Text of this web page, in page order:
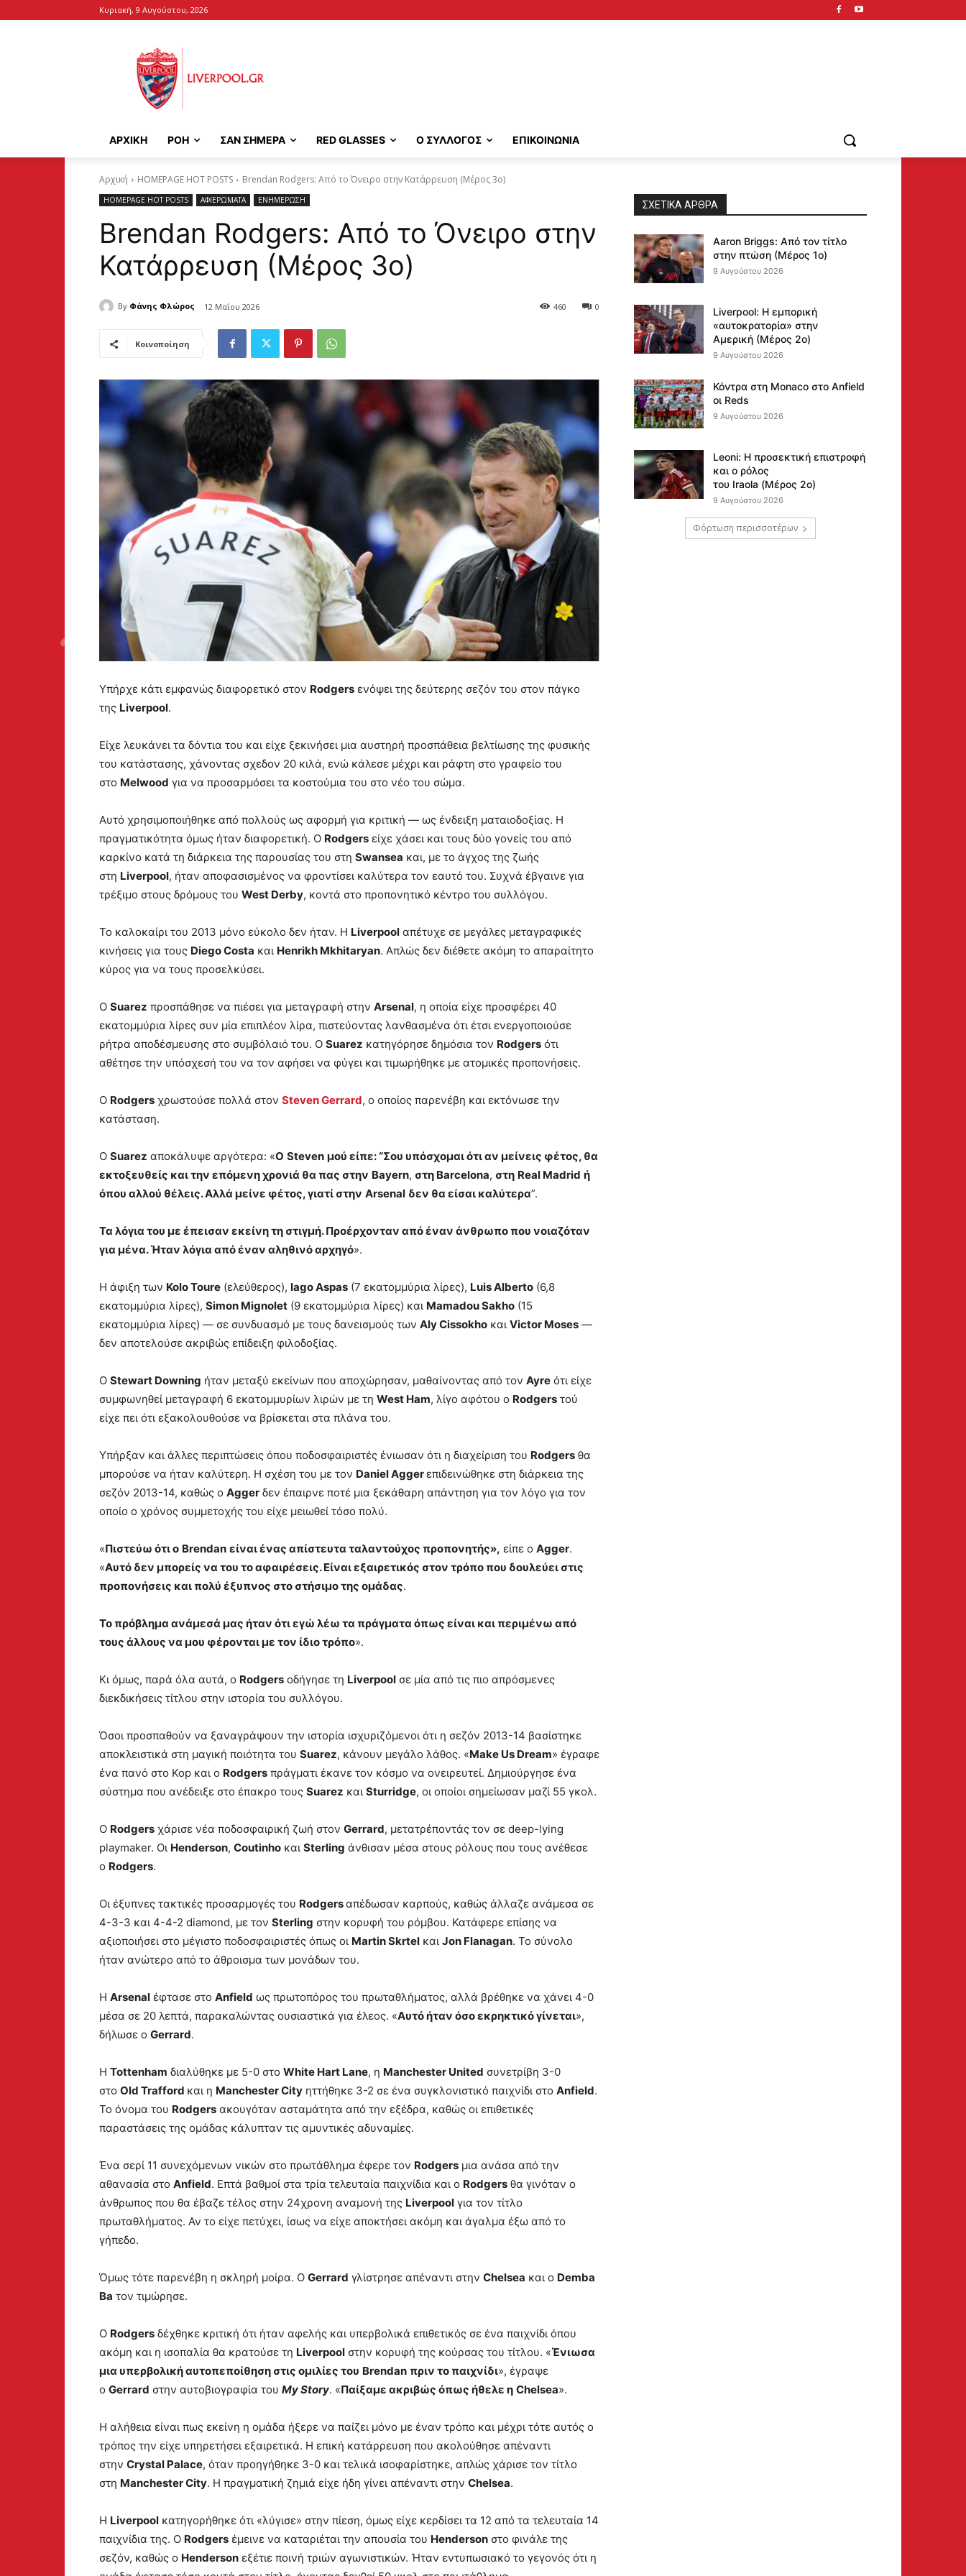
Κυριακή, 9 Αυγούστου, 2026
ΑΡΧΙΚΉ ΡΟΗ ΣΑΝ ΣΗΜΕΡΑ RED GLASSES Ο ΣΥΛΛΟΓΟΣ ΕΠΙΚΟΙΝΩΝΙΑ
Αρχική HOMEPAGE HOT POSTS Brendan Rodgers: Από το Όνειρο στην Κατάρρευση (Μέρος 3ο)
HOMEPAGE HOT POSTS ΑΦΙΕΡΩΜΑΤΑ ΕΝΗΜΕΡΩΣΗ
Brendan Rodgers: Από το Όνειρο στην
Κατάρρευση (Μέρος 3ο)
By Φάνης Φλώρος 12 Μαΐου 2026 0
460
Κοινοποίηση
Υπήρχε κάτι εμφανώς διαφορετικό στον Rodgers ενόψει της δεύτερης σεζόν του στον πάγκο
της Liverpool.
Είχε λευκάνει τα δόντια του και είχε ξεκινήσει μια αυστηρή προσπάθεια βελτίωσης της φυσικής
του κατάστασης, χάνοντας σχεδον 20 κιλά, ενώ κάλεσε μέχρι και ράφτη στο γραφείο του
στο Melwood για να προσαρμόσει τα κοστούμια του στο νέο του σώμα.
Αυτό χρησιμοποιήθηκε από πολλούς ως αφορμή για κριτική — ως ένδειξη ματαιοδοξίας. Η
πραγματικότητα όμως ήταν διαφορετική. Ο Rodgers είχε χάσει και τους δύο γονείς του από
καρκίνο κατά τη διάρκεια της παρουσίας του στη Swansea και, με το άγχος της ζωής
στη Liverpool, ήταν αποφασισμένος να φροντίσει καλύτερα τον εαυτό του. Συχνά έβγαινε για
τρέξιμο στους δρόμους του West Derby, κοντά στο προπονητικό κέντρο του συλλόγου.
Το καλοκαίρι του 2013 μόνο εύκολο δεν ήταν. Η Liverpool απέτυχε σε μεγάλες μεταγραφικές
κινήσεις για τους Diego Costa και Henrikh Mkhitaryan. Απλώς δεν διέθετε ακόμη το απαραίτητο
κύρος για να τους προσελκύσει.
Ο Suarez προσπάθησε να πιέσει για μεταγραφή στην Arsenal, η οποία είχε προσφέρει 40
εκατομμύρια λίρες συν μία επιπλέον λίρα, πιστεύοντας λανθασμένα ότι έτσι ενεργοποιούσε
ρήτρα αποδέσμευσης στο συμβόλαιό του. Ο Suarez κατηγόρησε δημόσια τον Rodgers ότι
αθέτησε την υπόσχεσή του να τον αφήσει να φύγει και τιμωρήθηκε με ατομικές προπονήσεις.
Ο Rodgers χρωστούσε πολλά στον Steven Gerrard, ο οποίος παρενέβη και εκτόνωσε την
κατάσταση.
Ο Suarez αποκάλυψε αργότερα: «Ο Steven μού είπε: “Σου υπόσχομαι ότι αν μείνεις φέτος, θα
εκτοξευθείς και την επόμενη χρονιά θα πας στην Bayern, στη Barcelona, στη Real Madrid ή
όπου αλλού θέλεις. Αλλά μείνε φέτος, γιατί στην Arsenal δεν θα είσαι καλύτερα”.
Τα λόγια του με έπεισαν εκείνη τη στιγμή. Προέρχονταν από έναν άνθρωπο που νοιαζόταν
για μένα. Ήταν λόγια από έναν αληθινό αρχηγό».
Η άφιξη των Kolo Toure (ελεύθερος), Iago Aspas (7 εκατομμύρια λίρες), Luis Alberto (6,8
εκατομμύρια λίρες), Simon Mignolet (9 εκατομμύρια λίρες) και Mamadou Sakho (15
εκατομμύρια λίρες) — σε συνδυασμό με τους δανεισμούς των Aly Cissokho και Victor Moses —
δεν αποτελούσε ακριβώς επίδειξη φιλοδοξίας.
Ο Stewart Downing ήταν μεταξύ εκείνων που αποχώρησαν, μαθαίνοντας από τον Ayre ότι είχε
συμφωνηθεί μεταγραφή 6 εκατομμυρίων λιρών με τη West Ham, λίγο αφότου ο Rodgers τού
είχε πει ότι εξακολουθούσε να βρίσκεται στα πλάνα του.
Υπήρξαν και άλλες περιπτώσεις όπου ποδοσφαιριστές ένιωσαν ότι η διαχείριση του Rodgers θα
μπορούσε να ήταν καλύτερη. Η σχέση του με τον Daniel Aggerεπιδεινώθηκε στη διάρκεια της
σεζόν 2013-14, καθώς ο Agger δεν έπαιρνε ποτέ μια ξεκάθαρη απάντηση για τον λόγο για τον
οποίο ο χρόνος συμμετοχής του είχε μειωθεί τόσο πολύ.
«Πιστεύω ότι ο Brendan είναι ένας απίστευτα ταλαντούχος προπονητής», είπε ο Agger.
«Αυτό δεν μπορείς να του το αφαιρέσεις. Είναι εξαιρετικός στον τρόπο που δουλεύει στις
προπονήσεις και πολύ έξυπνος στο στήσιμο της ομάδας.
Το πρόβλημα ανάμεσά μας ήταν ότι εγώ λέω τα πράγματα όπως είναι και περιμένω από
τους άλλους να μου φέρονται με τον ίδιο τρόπο».
Κι όμως, παρά όλα αυτά, ο Rodgers οδήγησε τη Liverpool σε μία από τις πιο απρόσμενες
διεκδικήσεις τίτλου στην ιστορία του συλλόγου.
Όσοι προσπαθούν να ξαναγράψουν την ιστορία ισχυριζόμενοι ότι η σεζόν 2013-14 βασίστηκε
αποκλειστικά στη μαγική ποιότητα του Suarez, κάνουν μεγάλο λάθος. «Make Us Dream» έγραφε
ένα πανό στο Kop και ο Rodgers πράγματι έκανε τον κόσμο να ονειρευτεί. Δημιούργησε ένα
σύστημα που ανέδειξε στο έπακρο τους Suarez και Sturridge, οι οποίοι σημείωσαν μαζί 55 γκολ.
Ο Rodgers χάρισε νέα ποδοσφαιρική ζωή στον Gerrard, μετατρέποντάς τον σε deep-lying
playmaker. Οι Henderson, Coutinho και Sterling άνθισαν μέσα στους ρόλους που τους ανέθεσε
ο Rodgers.
Οι έξυπνες τακτικές προσαρμογές του Rodgersαπέδωσαν καρπούς, καθώς άλλαζε ανάμεσα σε
4-3-3 και 4-4-2 diamond, με τον Sterling στην κορυφή του ρόμβου. Κατάφερε επίσης να
αξιοποιήσει στο μέγιστο ποδοσφαιριστές όπως οι Martin Skrtel και Jon Flanagan. Το σύνολο
ήταν ανώτερο από το άθροισμα των μονάδων του.
Η Arsenal έφτασε στο Anfield ως πρωτοπόρος του πρωταθλήματος, αλλά βρέθηκε να χάνει 4-0
μέσα σε 20 λεπτά, παρακαλώντας ουσιαστικά για έλεος. «Αυτό ήταν όσο εκρηκτικό γίνεται»,
δήλωσε ο Gerrard.
Η Tottenham διαλύθηκε με 5-0 στο White Hart Lane, η Manchester United συνετρίβη 3-0
στο Old Trafford και η Manchester City ηττήθηκε 3-2 σε ένα συγκλονιστικό παιχνίδι στο Anfield.
Το όνομα του Rodgers ακουγόταν ασταμάτητα από την εξέδρα, καθώς οι επιθετικές
παραστάσεις της ομάδας κάλυπταν τις αμυντικές αδυναμίες.
Ένα σερί 11 συνεχόμενων νικών στο πρωτάθλημα έφερε τον Rodgers μια ανάσα από την
αθανασία στο Anfield. Επτά βαθμοί στα τρία τελευταία παιχνίδια και ο Rodgers θα γινόταν ο
άνθρωπος που θα έβαζε τέλος στην 24χρονη αναμονή της Liverpool για τον τίτλο
πρωταθλήματος. Αν το είχε πετύχει, ίσως να είχε αποκτήσει ακόμη και άγαλμα έξω από το
γήπεδο.
Όμως τότε παρενέβη η σκληρή μοίρα. Ο Gerrard γλίστρησε απέναντι στην Chelsea και ο Demba
Ba τον τιμώρησε.
Ο Rodgers δέχθηκε κριτική ότι ήταν αφελής και υπερβολικά επιθετικός σε ένα παιχνίδι όπου
ακόμη και η ισοπαλία θα κρατούσε τη Liverpool στην κορυφή της κούρσας του τίτλου. «Ένιωσα
μια υπερβολική αυτοπεποίθηση στις ομιλίες του Brendan πριν το παιχνίδι», έγραψε
ο Gerrard στην αυτοβιογραφία του My Story. «Παίξαμε ακριβώς όπως ήθελε η Chelsea».
Η αλήθεια είναι πως εκείνη η ομάδα ήξερε να παίζει μόνο με έναν τρόπο και μέχρι τότε αυτός ο
τρόπος την είχε υπηρετήσει εξαιρετικά. Η επική κατάρρευση που ακολούθησε απέναντι
στην Crystal Palace, όταν προηγήθηκε 3-0 και τελικά ισοφαρίστηκε, απλώς χάρισε τον τίτλο
στη Manchester City. Η πραγματική ζημιά είχε ήδη γίνει απέναντι στην Chelsea.
Η Liverpool κατηγορήθηκε ότι «λύγισε» στην πίεση, όμως είχε κερδίσει τα 12 από τα τελευταία 14
παιχνίδια της. Ο Rodgers έμεινε να καταριέται την απουσία του Henderson στο φινάλε της
σεζόν, καθώς ο Henderson εξέτιε ποινή τριών αγωνιστικών. Ήταν εντυπωσιακό το γεγονός ότι η
ΣΧΕΤΙΚΆ ΆΡΘΡΑ
Aaron Briggs: Από τον τίτλο
στην πτώση (Μέρος 1ο)
9 Αυγούστου 2026
Liverpool: Η εμπορική
«αυτοκρατορία» στην
Αμερική (Μέρος 2ο)
9 Αυγούστου 2026
Κόντρα στη Monaco στο Anfield
οι Reds
9 Αυγούστου 2026
Leoni: Η προσεκτική επιστροφή
και ο ρόλος
του Iraola (Μέρος 2ο)
9 Αυγούστου 2026
Φόρτωση περισσοτέρων